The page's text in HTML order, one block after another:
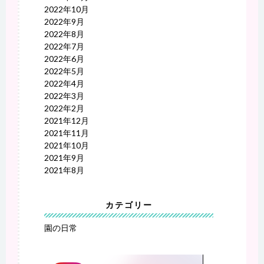
2022年10月
2022年9月
2022年8月
2022年7月
2022年6月
2022年5月
2022年4月
2022年3月
2022年2月
2021年12月
2021年11月
2021年10月
2021年9月
2021年8月
カテゴリー
園の日常